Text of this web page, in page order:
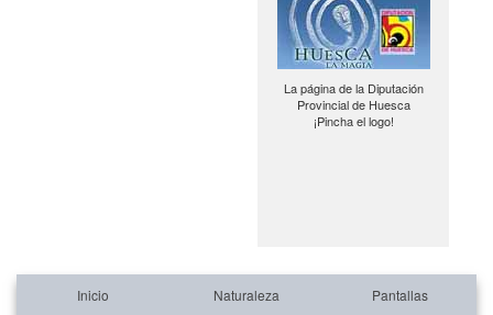
La página de la Diputación
Provincial de Huesca
¡Pincha el logo!
Inicio Naturaleza Pantallas